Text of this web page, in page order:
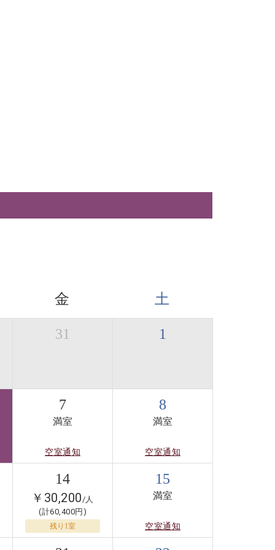
金 土
31 1
7
満室
空室通知
8
満室
空室通知
14
￥30,200/人
(計60,400円)
残り1室
15
満室
空室通知